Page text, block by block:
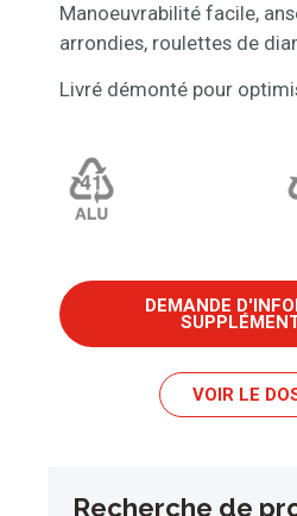
Manoeuvrabilité facile,
arrondies, roulettes de
Livré démonté pour
DEMANDE
VOIR LE
Recherche de